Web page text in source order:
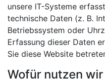
unsere IT-Systeme
technische Daten (z. B.
Betriebssystem oder
Erfassung dieser Daten
Sie diese Website
Wofür nutzen